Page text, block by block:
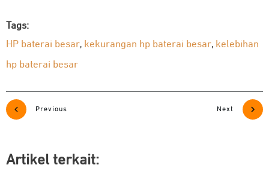
Tags:
HP baterai besar, kekurangan hp baterai besar, kelebihan
hp baterai besar
Previous Next
Artikel terkait: